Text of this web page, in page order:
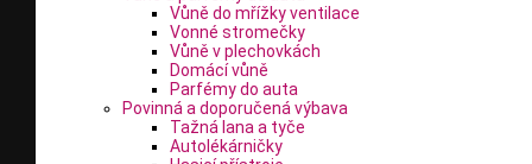
Vůně do mřížky ventilace
Vonné stromečky
Vůně v plechovkách
Domácí vůně
Parfémy do auta
Povinná a doporučená výbava
Tažná lana a tyče
Autolékárničky